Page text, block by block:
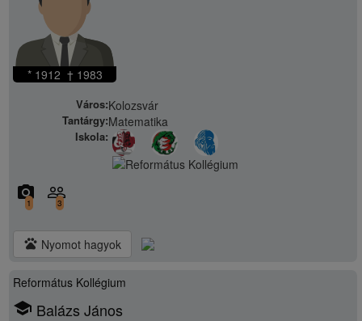
* 1912 † 1983
Város:Kolozsvár
Tantárgy:Matematika
Iskola:
camera_alt
1
people_outline
3
pets Nyomot hagyok
Református Kollégium
school Balázs János